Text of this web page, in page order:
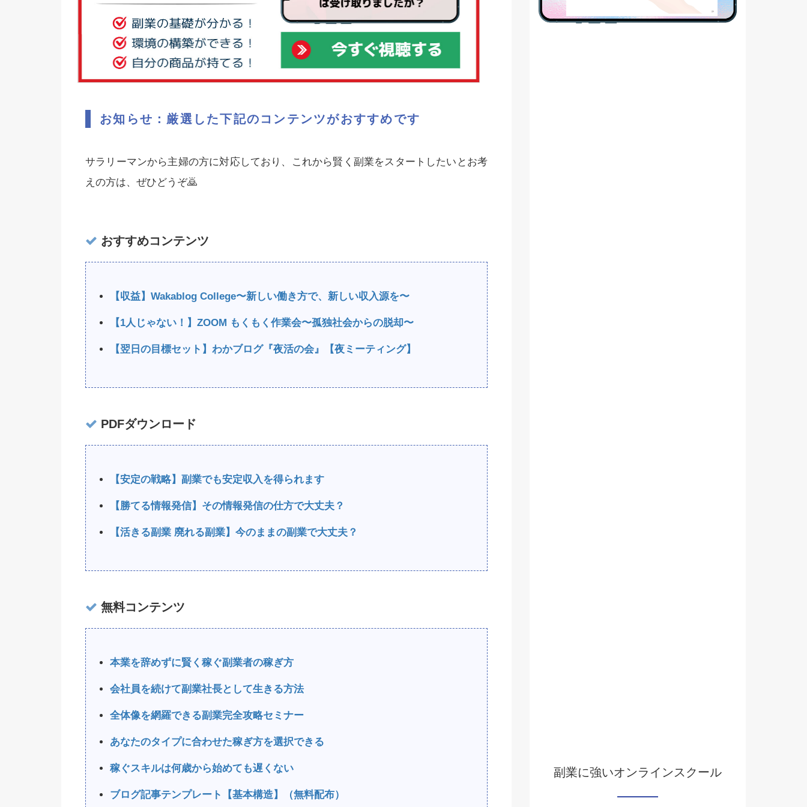
お知らせ：厳選した下記のコンテンツがおすすめです
サラリーマンから主婦の方に対応しており、これから賢く副業をスタートしたいとお考
えの方は、ぜひどうぞ🙇‍
おすすめコンテンツ
【収益】Wakablog College〜新しい働き方で、新しい収入源を〜
【1人じゃない！】ZOOM もくもく作業会〜孤独社会からの脱却〜
【翌日の目標セット】わかブログ『夜活の会』【夜ミーティング】
PDFダウンロード
【安定の戦略】副業でも安定収入を得られます
【勝てる情報発信】その情報発信の仕方で大丈夫？
【活きる副業 廃れる副業】今のままの副業で大丈夫？
無料コンテンツ
本業を辞めずに賢く稼ぐ副業者の稼ぎ方
会社員を続けて副業社長として生きる方法
全体像を網羅できる副業完全攻略セミナー
あなたのタイプに合わせた稼ぎ方を選択できる
稼ぐスキルは何歳から始めても遅くない
ブログ記事テンプレート【基本構造】（無料配布）
副業に強いオンラインスクール